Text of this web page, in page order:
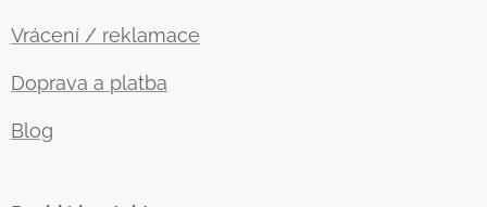
Vrácení / reklamace
Doprava a platba
Blog